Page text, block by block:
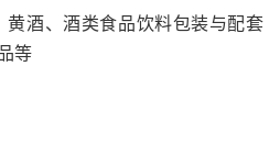
酒、酒类食品饮料包装与配套
等